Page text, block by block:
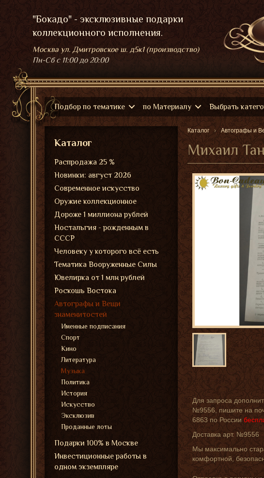
"Бокадо" - эксклюзивные подарки
коллекционного исполнения.
Москва ул. Дмитровское ш. д5к1 (производство)
Пн-Сбс 11:00 до 20:00
Подбор по тематике по Материалу Выбрать
Каталог Автографы и
Михаил
Для запроса
№9556, пишите на
6863 по России
Доставка арт. №9556
Мы максимально
комфортной,
Каталог
Распродажа 25 %
Новинки: август 2026
Современное искусство
Оружие коллекционное
Дороже 1 миллиона рублей
Ностальгия - рожденным в
СССР
Человеку у которого всё есть
Тематика Вооруженные Силы
Ювелирка от 1 млн рублей
Роскошь Востока
Автографы и Вещи
знаменитостей
Именные подписания
Спорт
Кино
Литература
Музыка
Политика
История
Искусство
Эксклюзив
Проданные лоты
Подарки 100% в Москве
Инвестиционные работы в
одном экземпляре